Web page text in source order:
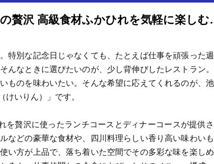
ホテルメトロポ
特別な記念日じゃなくても、たとえば仕事を頑張った
んなときに選びたいのが、少し背伸びしたレストラン
ものを味わいたい。そんな希望に応えてくれるのが、
いりん）」です。
を贅沢に使ったランチコースとディナーコースが提供
などの豪華な食材や、四川料理らしい香り高い味わい
い方が上品で、落ち着いた空間でその多彩な味を楽し